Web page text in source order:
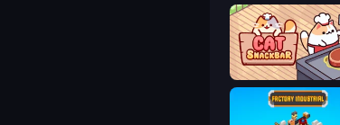
Cat Snack Bar